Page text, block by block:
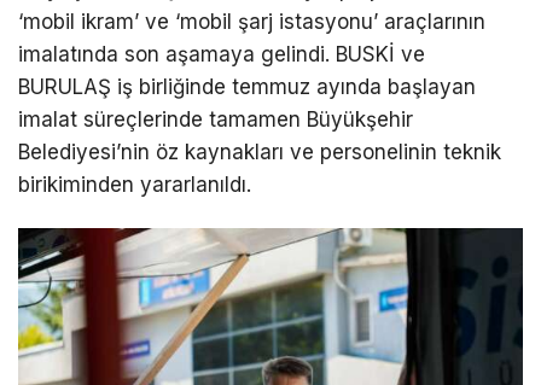
‘mobil ikram’ ve ‘mobil şarj istasyonu’ araçlarının
imalatında son aşamaya gelindi. BUSKİ ve
BURULAŞ iş birliğinde temmuz ayında başlayan
imalat süreçlerinde tamamen Büyükşehir
Belediyesi’nin öz kaynakları ve personelinin teknik
birikiminden yararlanıldı.